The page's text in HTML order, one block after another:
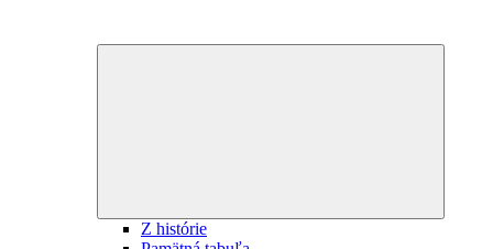
Z histórie